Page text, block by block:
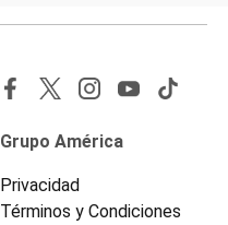
Grupo América
Privacidad
Términos y Condiciones